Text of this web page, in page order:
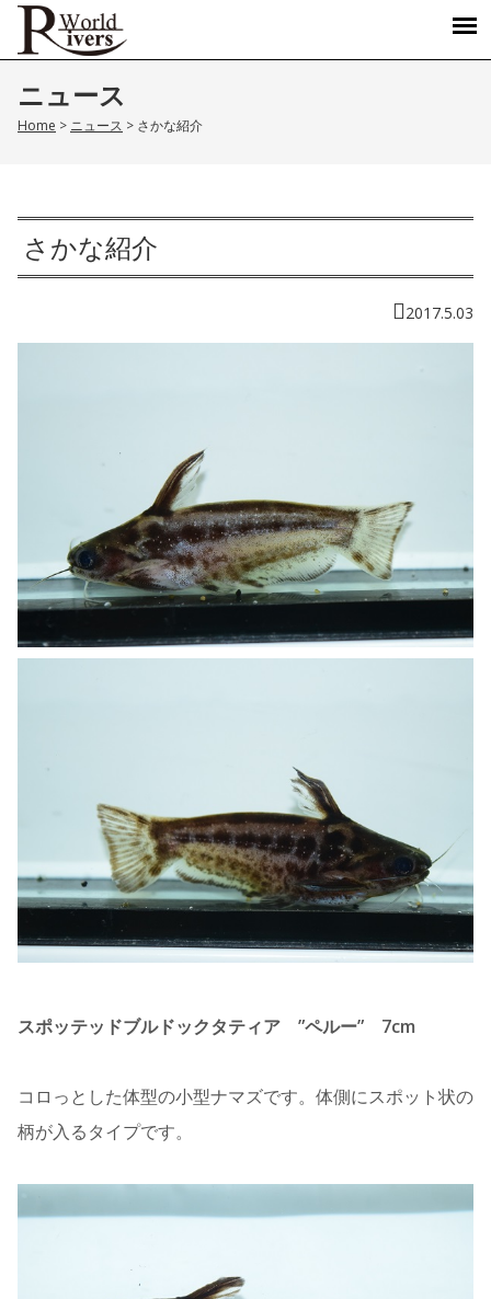
ニュース
Home > ニュース > さかな紹介
さかな紹介
2017.5.03
スポッテッドブルドックタティア ”ペルー” 7cm
コロっとした体型の小型ナマズです。体側にスポット状の
柄が入るタイプです。